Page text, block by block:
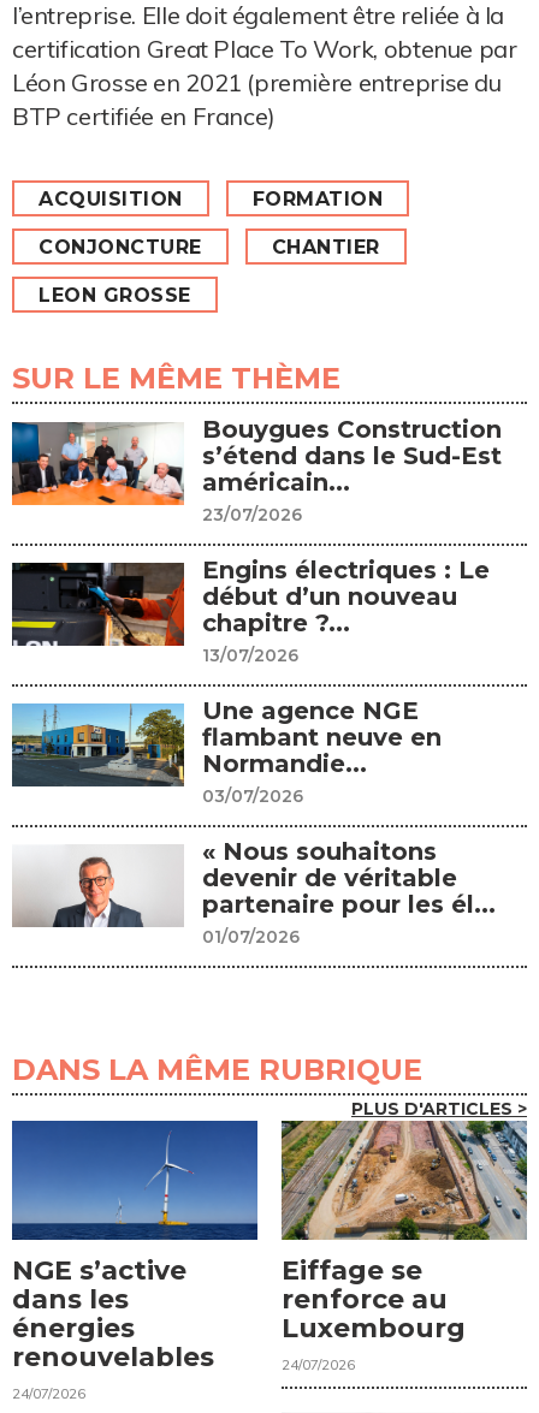
l’entreprise. Elle doit également être reliée à la
certification Great Place To Work, obtenue par
Léon Grosse en 2021 (première entreprise du
BTP certifiée en France)
ACQUISITION FORMATION
CONJONCTURE CHANTIER
LEON GROSSE
SUR LE MÊME THÈME
Bouygues Construction
s’étend dans le Sud-Est
américain...
23/07/2026
Engins électriques : Le
début d’un nouveau
chapitre ?...
13/07/2026
Une agence NGE
flambant neuve en
Normandie...
03/07/2026
« Nous souhaitons
devenir de véritable
partenaire pour les él...
01/07/2026
DANS LA MÊME RUBRIQUE
PLUS D'ARTICLES >
NGE s’active
dans les
énergies
renouvelables
24/07/2026
Eiffage se
renforce au
Luxembourg
24/07/2026